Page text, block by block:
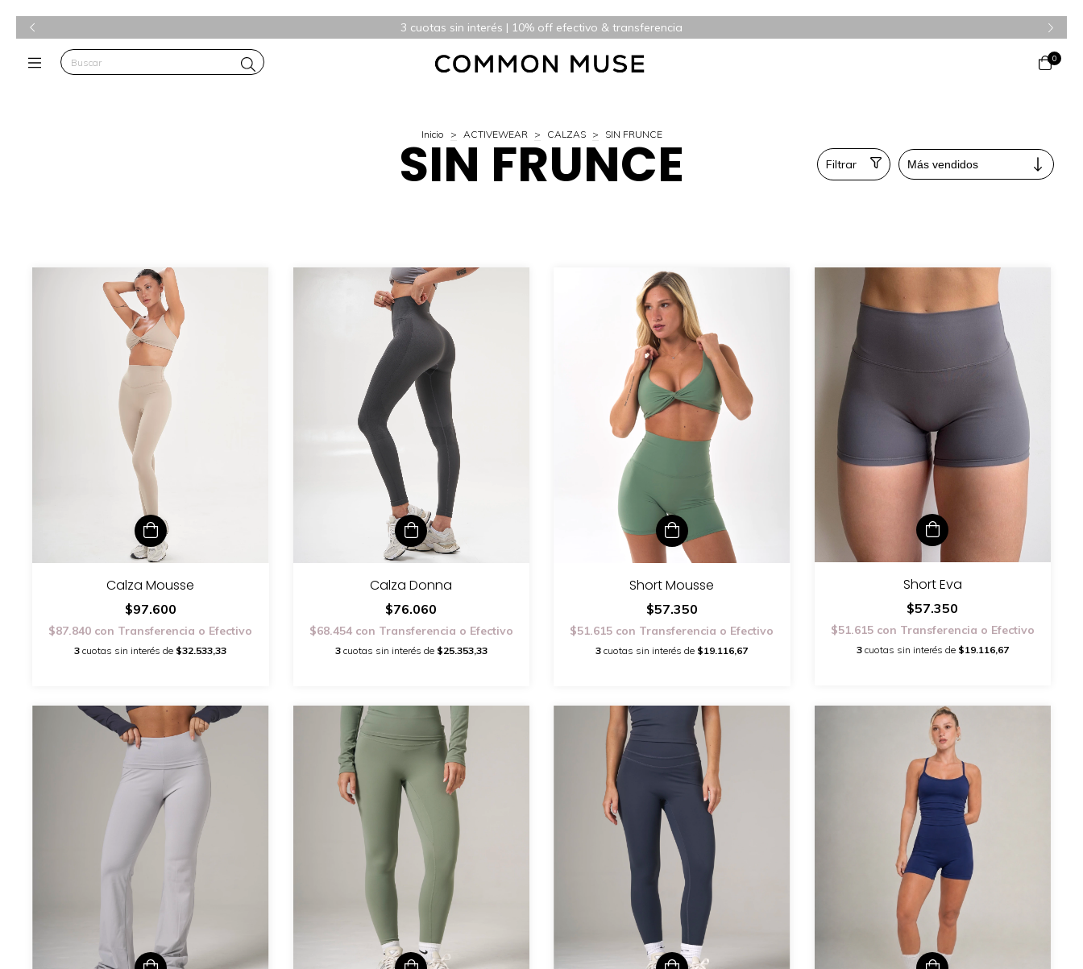
3 cuotas sin interés | 10% off efectivo & transferencia
0
Inicio > ACTIVEWEAR > CALZAS > SIN FRUNCE
SIN FRUNCE Filtrar
Calza Mousse
$97.600
$87.840 con Transferencia o Efectivo
3 cuotas sin interés de $32.533,33
Calza Donna
$76.060
$68.454 con Transferencia o Efectivo
3 cuotas sin interés de $25.353,33
Short Mousse
$57.350
$51.615 con Transferencia o Efectivo
3 cuotas sin interés de $19.116,67
Short Eva
$57.350
$51.615 con Transferencia o Efectivo
3 cuotas sin interés de $19.116,67